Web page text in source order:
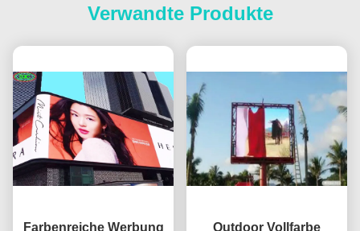
Verwandte Produkte
Farbenreiche Werbung
Outdoor Vollfarbe